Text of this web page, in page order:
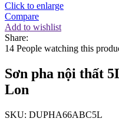
Click to enlarge
Compare
Add to wishlist
Share:
14 People watching this
Sơn pha nội thất
Lon
SKU: DUPHA66ABC5L